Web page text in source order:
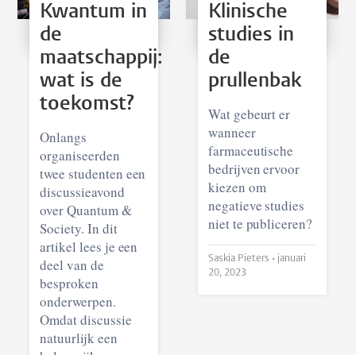
Kwantum in
de
maatschappij:
wat is de
toekomst?
Onlangs
organiseerden
twee studenten een
discussieavond
over Quantum &
Society. In dit
artikel lees je een
deel van de
besproken
onderwerpen.
Omdat discussie
natuurlijk een
Klinische
studies in
de
prullenbak
Wat gebeurt er
wanneer
farmaceutische
bedrijven ervoor
kiezen om
negatieve studies
niet te publiceren?
Saskia Pieters • januari
20, 2023